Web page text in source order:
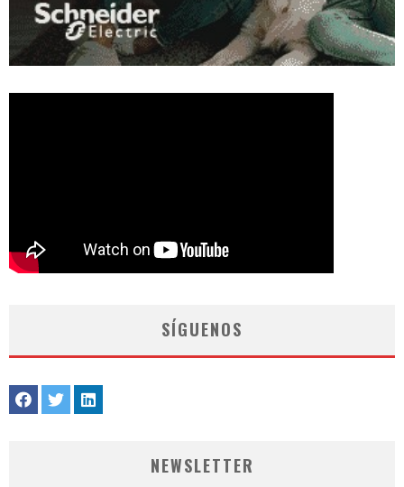
SÍGUENOS
NEWSLETTER